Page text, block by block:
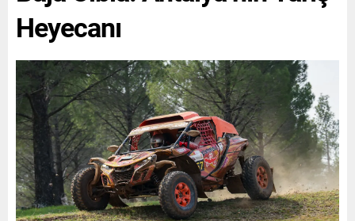
Heyecanı